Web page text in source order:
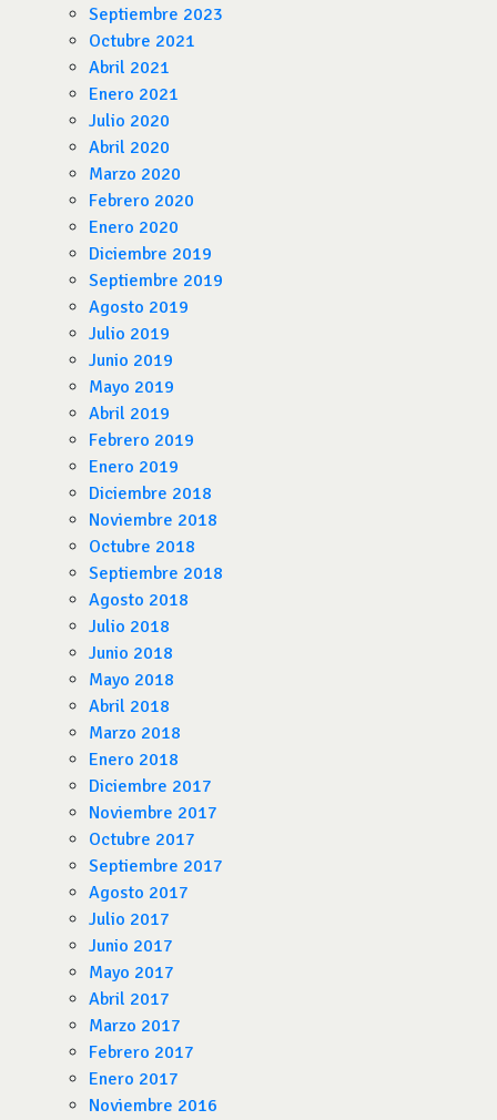
Septiembre 2023
Octubre 2021
Abril 2021
Enero 2021
Julio 2020
Abril 2020
Marzo 2020
Febrero 2020
Enero 2020
Diciembre 2019
Septiembre 2019
Agosto 2019
Julio 2019
Junio 2019
Mayo 2019
Abril 2019
Febrero 2019
Enero 2019
Diciembre 2018
Noviembre 2018
Octubre 2018
Septiembre 2018
Agosto 2018
Julio 2018
Junio 2018
Mayo 2018
Abril 2018
Marzo 2018
Enero 2018
Diciembre 2017
Noviembre 2017
Octubre 2017
Septiembre 2017
Agosto 2017
Julio 2017
Junio 2017
Mayo 2017
Abril 2017
Marzo 2017
Febrero 2017
Enero 2017
Noviembre 2016